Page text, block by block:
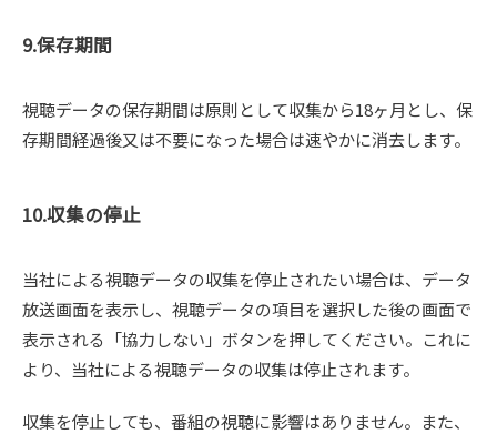
9.保存期間
視聴データの保存期間は原則として収集から18ヶ月とし、保
存期間経過後又は不要になった場合は速やかに消去します。
10.収集の停止
当社による視聴データの収集を停止されたい場合は、データ
放送画面を表示し、視聴データの項目を選択した後の画面で
表示される「協力しない」ボタンを押してください。これに
より、当社による視聴データの収集は停止されます。
収集を停止しても、番組の視聴に影響はありません。また、